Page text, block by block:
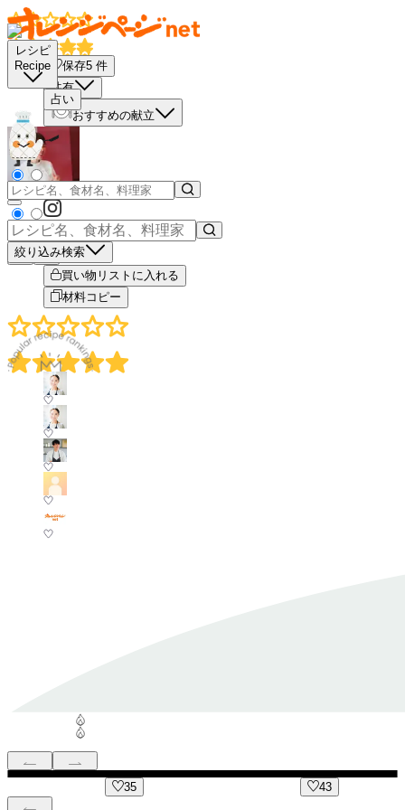
レシピ
Recipe
占い
絞り込み検索
保存5 件
共有
おすすめの献立
－
＋
買い物リストに入れる
材料コピー
35 43